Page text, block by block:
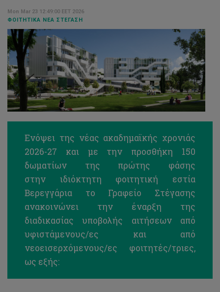
Mon Mar 23 12:49:00 EET 2026
ΦΟΙΤΗΤΙΚΆ ΝΈΑ ΣΤΈΓΑΣΗ
Ενόψει της νέας ακαδημαϊκής χρονιάς
2026-27 και με την προσθήκη 150
δωματίων της πρώτης φάσης
στην ιδιόκτητη φοιτητική εστία
Βερεγγάρια το Γραφείο Στέγασης
ανακοινώνει την έναρξη της
διαδικασίας υποβολής αιτήσεων από
υφιστάμενους/ες και από
νεοεισερχόμενους/ες φοιτητές/τριες,
ως εξής: